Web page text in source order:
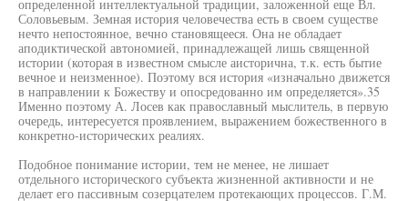
определенной интеллектуальной традиции, заложенной еще Вл.
Соловьевым. Земная история человечества есть в своем существе
нечто непостоянное, вечно становящееся. Она не обладает
аподиктической автономией, принадлежащей лишь священной
истории (которая в известном смысле аисторична, т.к. есть бытие
вечное и неизменное). Поэтому вся история «изначально движется
в направлении к Божеству и опосредованно им определяется».35
Именно поэтому А. Лосев как православный мыслитель, в первую
очередь, интересуется проявлением, выражением божественного в
конкретно-исторических реалиях.
Подобное понимание истории, тем не менее, не лишает
отдельного исторического субъекта жизненной активности и не
делает его пассивным созерцателем протекающих процессов. Г.М.